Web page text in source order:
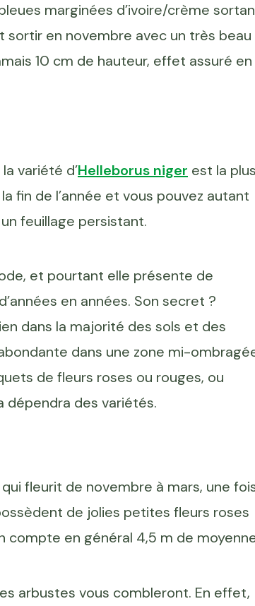
marginées d’ivoire/crème
sortir en novembre avec un très beau
10 cm de hauteur, effet assuré en
variété d’Helleborus niger est la plus
fin de l’année et vous pouvez autant
feuillage persistant.
et pourtant elle présente de
en années. Son secret ?
dans la majorité des sols et des
dans une zone mi-
de fleurs roses ou rouges, ou
dépendra des variétés.
fleurit de novembre à mars, une
de jolies petites fleurs roses
compte en général 4,5 m de
arbustes vous combleront. En effet,